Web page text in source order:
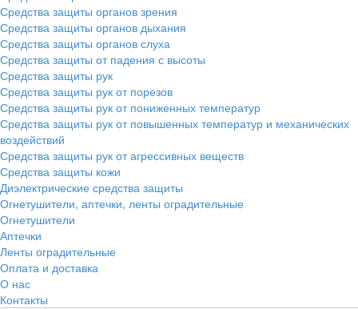
Средства защиты органов зрения
Средства защиты органов дыхания
Средства защиты органов слуха
Средства защиты от падения с высоты
Средства защиты рук
Средства защиты рук от порезов
Средства защиты рук от пониженных температур
Средства защиты рук от повышенных температур и механических
воздействий
Средства защиты рук от агрессивных веществ
Средства защиты кожи
Диэлектрические средства защиты
Огнетушители, аптечки, ленты оградительные
Огнетушители
Аптечки
Ленты оградительные
Оплата и доставка
О нас
Контакты